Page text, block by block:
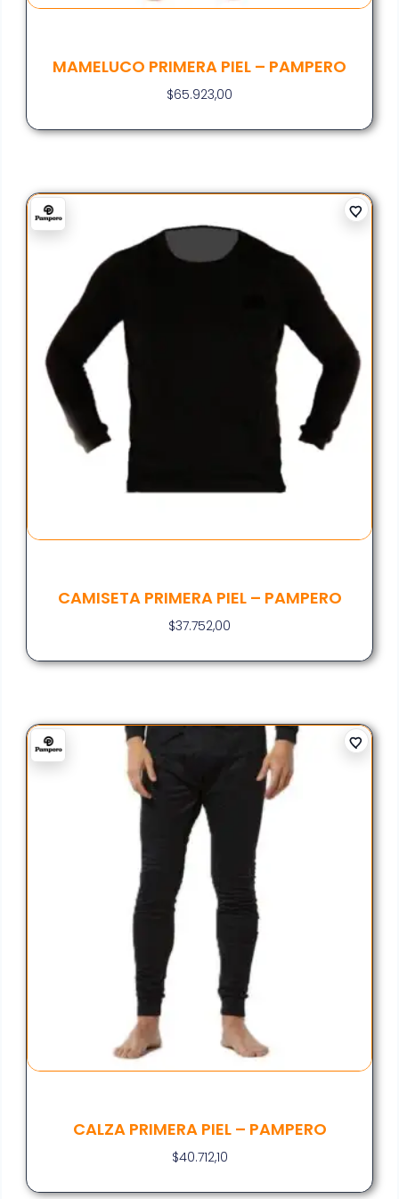
MAMELUCO PRIMERA PIEL – PAMPERO
$65.923,00
CAMISETA PRIMERA PIEL – PAMPERO
$37.752,00
CALZA PRIMERA PIEL – PAMPERO
$40.712,10